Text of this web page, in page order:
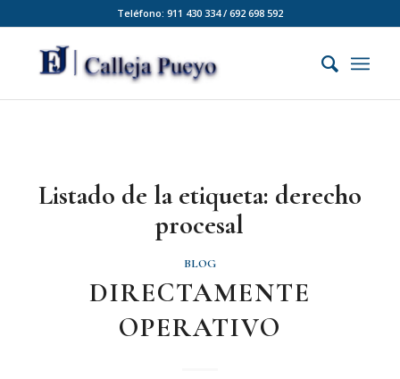
Teléfono: 911 430 334 / 692 698 592
Listado de la etiqueta: derecho
procesal
BLOG
DIRECTAMENTE
OPERATIVO